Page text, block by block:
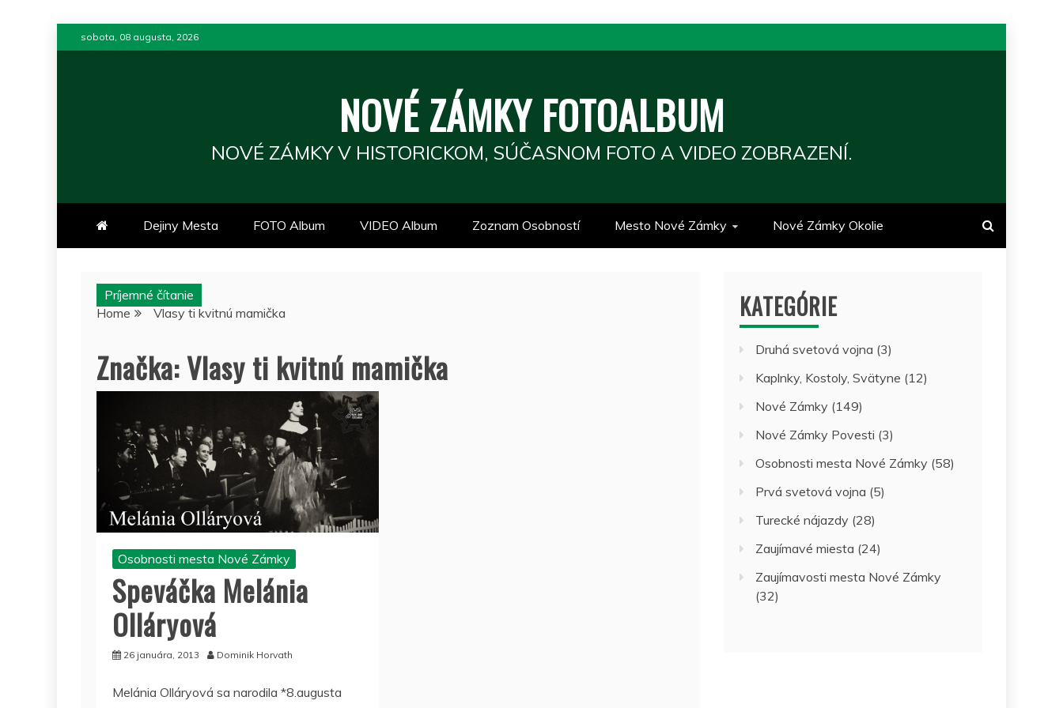
to
sobota, 08 augusta, 2026
NOVÉ ZÁMKY FOTOALBUM
NOVÉ ZÁMKY V HISTORICKOM, SÚČASNOM FOTO A VIDEO ZOBRAZENÍ.
Dejiny Mesta FOTO Album VIDEO Album Zoznam Osobností Mesto Nové Zámky Nové Zámky Okolie
Príjemné čítanie
Home
Vlasy ti kvitnú mamička
Značka:Vlasy ti kvitnú mamička
Osobnosti mesta Nové Zámky
Speváčka Melánia
Olláryová
26 januára, 2013 Dominik Horvath
Melánia Olláryová sa narodila *8.augusta
KATEGÓRIE
Druhá svetová vojna (3)
Kaplnky, Kostoly, Svätyne (12)
Nové Zámky (149)
Nové Zámky Povesti (3)
Osobnosti mesta Nové Zámky (58)
Prvá svetová vojna (5)
Turecké nájazdy (28)
Zaujímavé miesta (24)
Zaujímavosti mesta Nové Zámky
(32)